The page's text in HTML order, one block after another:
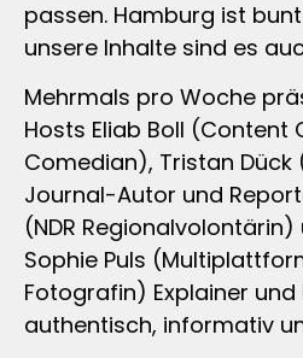
passen. Hamburg ist
unsere Inhalte sind es
Mehrmals pro Woche
Hosts Eliab Boll (Content
Comedian), Tristan Dück
Journal-Autor und
(NDR
Sophie Puls
Fotografin) Explainer
authentisch, informativ